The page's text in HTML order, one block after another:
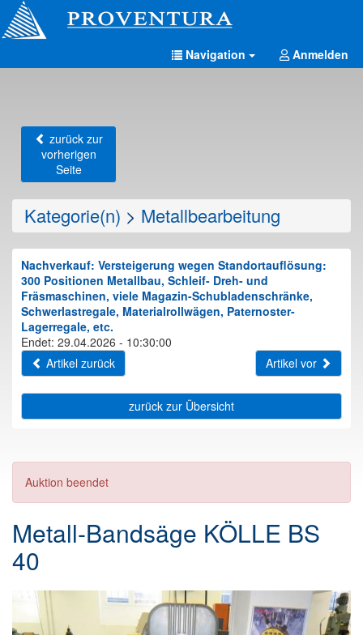
Navigation Anmelden
zurück zur
vorherigen
Seite
Kategorie(n) > Metallbearbeitung
Nachverkauf: Versteigerung wegen Standortauflösung:
300 Positionen Metallbau, Schleif- Dreh- und
Fräsmaschinen, viele Magazin-Schubladenschränke,
Schwerlastregale, Materialrollwägen, Paternoster-
Lagerregale, etc.
Endet: 29.04.2026 - 10:30:00
Artikel zurück
Artikel vor
zurück zur Übersicht
Auktion beendet
Metall-Bandsäge KÖLLE BS
40